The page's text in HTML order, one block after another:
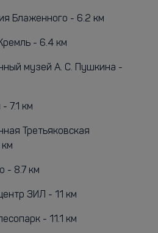
Блаженного - 6.2 км
- 6.4 км
музей А. С. Пушкина -
7.1 км
Третьяковская
км
- 8.7 км
ЗИЛ - 11 км
- 11.1 км